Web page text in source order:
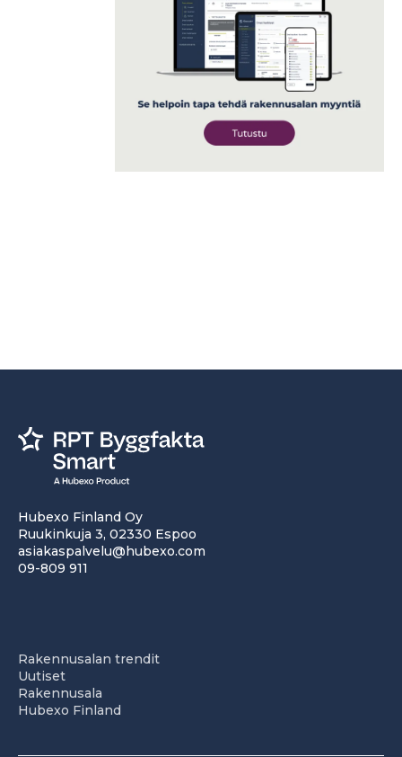
Hubexo Finland Oy
Ruukinkuja 3, 02330 Espoo
asiakaspalvelu@hubexo.com
09-809 911
Rakennusalan trendit
Uutiset
Rakennusala
Hubexo Finland